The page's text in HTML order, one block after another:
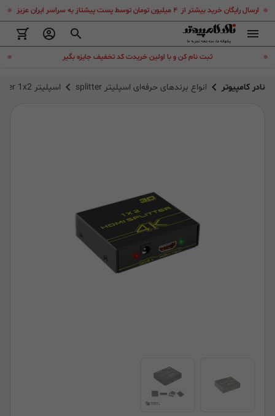
ارسال رایگان خرید بیشتر از ۴ میلیون تومان توسط پست پیشتاز به سراسر ایران عزیز
.
ثبت نام کن و با اولین خریدت کد تخفیف جایزه بگیر .
نادر کامپیوتر انواع برندهای حرفه‌ای اسپلیتر splitter اسپلیتر HDMI 1.4v Splitter 1x2 ویکینگ مدل VK-102A